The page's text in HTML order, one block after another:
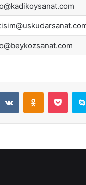
VKontakteOdnoklassniki